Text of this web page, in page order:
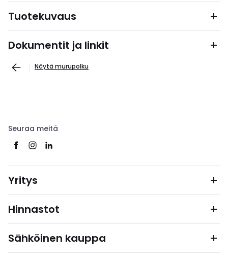
Tuotekuvaus
Dokumentit ja linkit
Näytä murupolku
Seuraa meitä
Yritys
Hinnastot
Sähköinen kauppa